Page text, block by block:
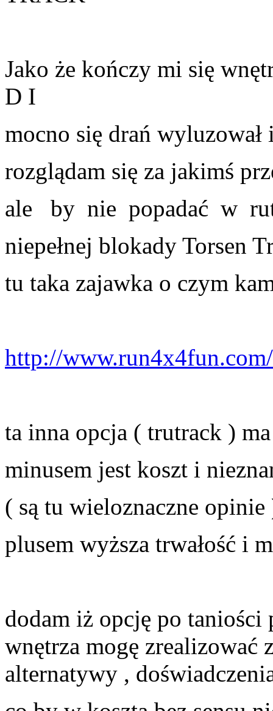
Jako że kończy mi się
D I
mocno się drań wyluzował
rozglądam się za jakimś
ale by nie popadać w
niepełnej blokady Torsen
tu taka zajawka o czym
http://
ta inna opcja ( trutrack )
minusem jest koszt i
( są tu wieloznaczne opinie
plusem wyższa trwałość i
dodam iż opcję po
wnętrza mogę zrealizować
alternatywy ,